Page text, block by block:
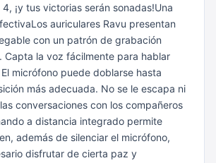
¡y tus victorias serán sonadas!Una
auriculares Ravu presentan
con un patrón de grabación
Capta la voz fácilmente para hablar
micrófono puede doblarse hasta
más adecuada. No se le escapa ni
conversaciones con los compañeros
a distancia integrado permite
además de silenciar el micrófono,
disfrutar de cierta paz y